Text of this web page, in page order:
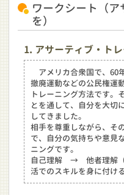
ワークシート（
を）
1. アサーティブ・ト
アメリカ合衆国で、60
撤廃運動などの公民権運
トレーニング方法です。
とを通して、自分を大切
してきました。
相手を尊重しながら、そ
で、自分の気持ちや意見
ニングです。
自己理解 → 他者理解
活でのスキルを身に付け